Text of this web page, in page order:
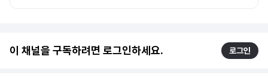
이 채널을 구독하려면 로그인하세요. 로그인